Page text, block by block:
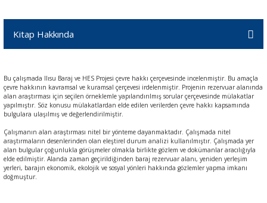
Kitap Hakkında
Bu çalışmada Ilısu Baraj ve HES Projesi çevre hakkı çerçevesinde incelenmiştir. Bu amaçla
çevre hakkının kavramsal ve kuramsal çerçevesi irdelenmiştir. Projenin rezervuar alanında
alan araştırması için seçilen örneklemle yapılandırılmış sorular çerçevesinde mülakatlar
yapılmıştır. Söz konusu mülakatlardan elde edilen verilerden çevre hakkı kapsamında
bulgulara ulaşılmış ve değerlendirilmiştir.
Çalışmanın alan araştırması nitel bir yönteme dayanmaktadır. Çalışmada nitel
araştırmaların desenlerinden olan eleştirel durum analizi kullanılmıştır. Çalışmada yer
alan bulgular çoğunlukla görüşmeler olmakla birlikte gözlem ve dokümanlar aracılığıyla
elde edilmiştir. Alanda zaman geçirildiğinden baraj rezervuar alanı, yeniden yerleşim
yerleri, barajın ekonomik, ekolojik ve sosyal yönleri hakkında gözlemler yapma imkanı
doğmuştur.